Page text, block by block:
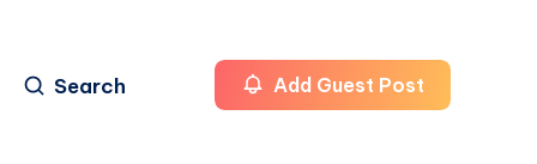
Search Add Guest Post